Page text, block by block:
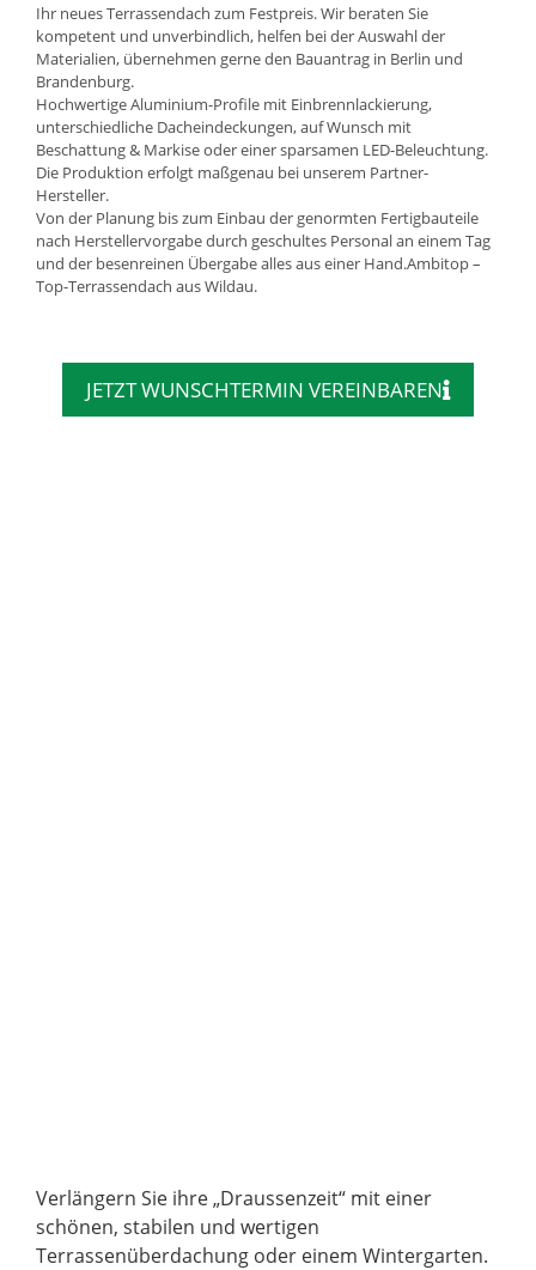
Ihr neues Terrassendach zum Festpreis. Wir beraten Sie
kompetent und unverbindlich, helfen bei der Auswahl der
Materialien, übernehmen gerne den Bauantrag in Berlin und
Brandenburg.
Hochwertige Aluminium-Profile mit Einbrennlackierung,
unterschiedliche Dacheindeckungen, auf Wunsch mit
Beschattung & Markise oder einer sparsamen LED-Beleuchtung.
Die Produktion erfolgt maßgenau bei unserem Partner-
Hersteller.
Von der Planung bis zum Einbau der genormten Fertigbauteile
nach Herstellervorgabe durch geschultes Personal an einem Tag
und der besenreinen Übergabe alles aus einer Hand.Ambitop –
Top-Terrassendach aus Wildau.
JETZT WUNSCHTERMIN VEREINBAREN
Verlängern Sie ihre „Draussenzeit“ mit einer
schönen, stabilen und wertigen
Terrassenüberdachung oder einem Wintergarten.